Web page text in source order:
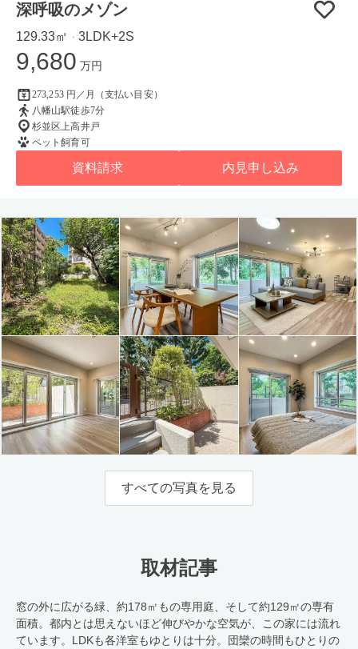
深呼吸のメゾン
129.33㎡ ・ 3LDK+2S
9,680 万円
273,253 円／月（支払い目安）
八幡山駅徒歩7分
杉並区上高井戸
ペット飼育可
資料請求 内見申し込み
すべての写真を見る
取材記事
窓の外に広がる緑、約178㎡もの専用庭、そして約129㎡の専有
面積。都内とは思えないほど伸びやかな空気が、この家には流れ
ています。LDKも各洋室もゆとりは十分。団欒の時間もひとりの